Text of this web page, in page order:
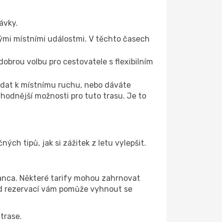
místními událostmi. V těchto časech
volbu pro cestovatele s flexibilním
k místnímu ruchu, nebo dáváte
možnosti pro tuto trasu. Je to
tipů, jak si zážitek z letu vylepšit.
Některé tarify mohou zahrnovat
vám pomůže vyhnout se